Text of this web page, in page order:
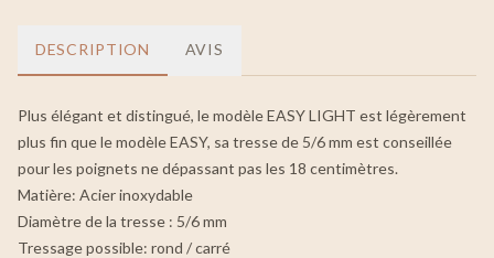
DESCRIPTION AVIS
Plus élégant et distingué, le modèle EASY LIGHT est légèrement
plus fin que le modèle EASY, sa tresse de 5/6 mm est conseillée
pour les poignets ne dépassant pas les 18 centimètres.
Matière: Acier inoxydable
Diamètre de la tresse : 5/6 mm
Tressage possible: rond / carré